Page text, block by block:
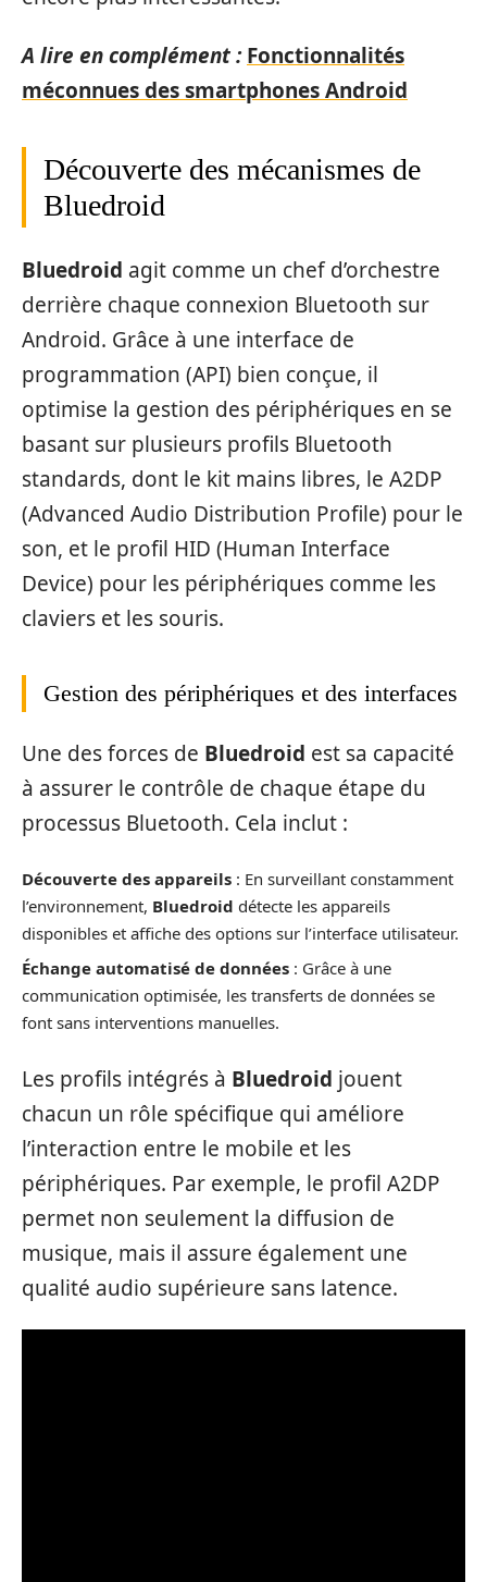
A lire en complément : Fonctionnalités
méconnues des smartphones Android
Découverte des mécanismes de
Bluedroid
Bluedroid agit comme un chef d’orchestre
derrière chaque connexion Bluetooth sur
Android. Grâce à une interface de
programmation (API) bien conçue, il
optimise la gestion des périphériques en se
basant sur plusieurs profils Bluetooth
standards, dont le kit mains libres, le A2DP
(Advanced Audio Distribution Profile) pour le
son, et le profil HID (Human Interface
Device) pour les périphériques comme les
claviers et les souris.
Gestion des périphériques et des interfaces
Une des forces de Bluedroid est sa capacité
à assurer le contrôle de chaque étape du
processus Bluetooth. Cela inclut :
Découverte des appareils : En surveillant constamment
l’environnement, Bluedroid détecte les appareils
disponibles et affiche des options sur l’interface utilisateur.
Échange automatisé de données : Grâce à une
communication optimisée, les transferts de données se
font sans interventions manuelles.
Les profils intégrés à Bluedroid jouent
chacun un rôle spécifique qui améliore
l’interaction entre le mobile et les
périphériques. Par exemple, le profil A2DP
permet non seulement la diffusion de
musique, mais il assure également une
qualité audio supérieure sans latence.